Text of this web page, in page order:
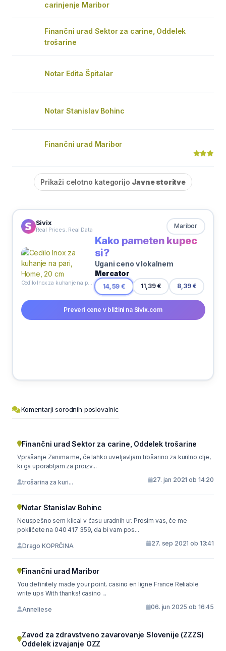
carinjenje Maribor
Finančni urad Sektor za carine, Oddelek
trošarine
Notar Edita Špitalar
Notar Stanislav Bohinc
Finančni urad Maribor
Prikaži celotno kategorijo Javne storitve
Sivix
Real Prices. Real Data Maribor
Cedilo Inox za kuhanje na pari, Home, 20 cm
Kako pameten kupec
si?
Ugani ceno v lokalnem
Mercator
14,59 € 11,39 € 8,39 €
Preveri cene v bližini na Sivix.com
Komentarji sorodnih poslovalnic
Finančni urad Sektor za carine, Oddelek trošarine
Vprašanje Zanima me, če lahko uveljavljam trošarino za kurilno olje,
ki ga uporabljam za proizv...
trošarina za kuri... 27. jan 2021 ob 14:20
Notar Stanislav Bohinc
Neuspešno sem klical v času uradnih ur. Prosim vas, če me
pokličete na 040 417 359, da bi vam pos...
Drago KOPRČINA 27. sep 2021 ob 13:41
Finančni urad Maribor
You definitely made your point. casino en ligne France Reliable
write ups With thanks! casino ...
Anneliese 06. jun 2025 ob 16:45
Zavod za zdravstveno zavarovanje Slovenije (ZZZS)
Oddelek izvajanje OZZ